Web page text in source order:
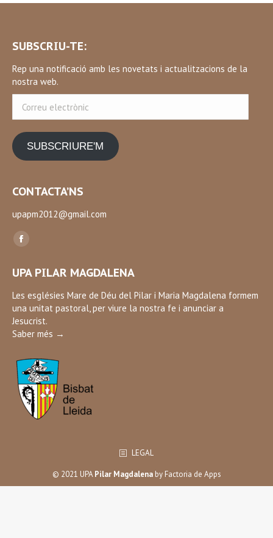
SUBSCRIU-TE:
Rep una notificació amb les novetats i actualitzacions de la
nostra web.
electrònic
SUBSCRIURE'M
CONTACTA’NS
upapm2012@gmail.com
Find us on:
Facebook
opens
in
new
window
UPA PILAR MAGDALENA
Les esglésies Mare de Déu del Pilar i Maria Magdalena formem
una unitat pastoral, per viure la nostra fe i anunciar a
Jesucrist.
Saber més →
LEGAL
© 2021 UPAPilar Magdalenaby Factoria de Apps